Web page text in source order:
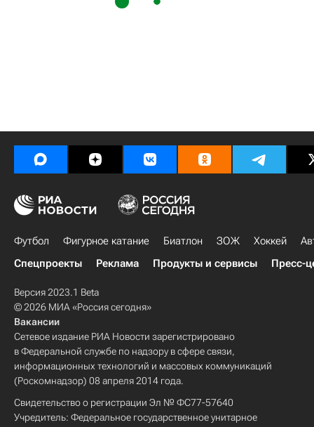
Футбол Фигурное катание Биатлон ЗОЖ Хоккей
Спецпроекты
Реклама Продукты и сервисы Пресс-
Версия 2023.1 Beta
© 2026 МИА «Россия сегодня»
Вакансии
Сетевое издание РИА Новости зарегистрировано
в Федеральной службе по надзору в сфере связи,
информационных технологий и массовых коммуникаций
(Роскомнадзор) 08 апреля 2014 года.
Свидетельство о регистрации Эл № ФС77-57640
Учредитель: Федеральное государственное унитарное